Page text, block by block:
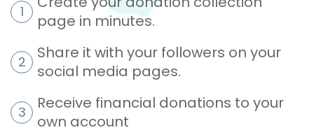
page in minutes.
Share it with your followers on your
social media pages.
Receive financial donations to your
own account